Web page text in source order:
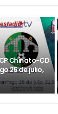
CP Chinato-CD
26 de julio,